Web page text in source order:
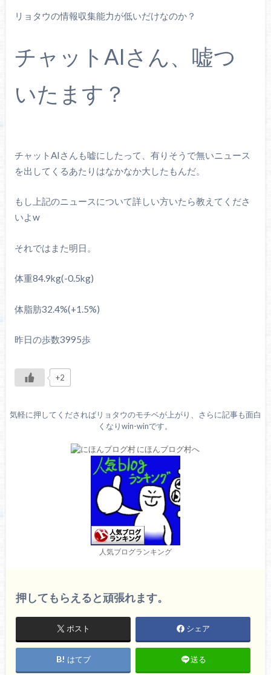
リョタウの情報収集能力が低いだけなのか？
チャットAIさん、嘘つ
いたます？
チャットAIさんも嘘にしたって、有りそうで無いニュース
を出してくるあたりはなかなか大したもんだ。
もし上記のニュースについて詳しい方いたら教えてくださ
いよw
それではまた明日。
体重84.9kg(-0.5kg)
体脂肪32.4%(+1.5%)
昨日の歩数3995歩
+2
気軽に押してくださればリョタウのモチベが上がり、さらに記事も面白
くなりwin-winです。
人気ブログランキング
押してもらえると頑張れます。
ポスト シェア
はてブ 送る